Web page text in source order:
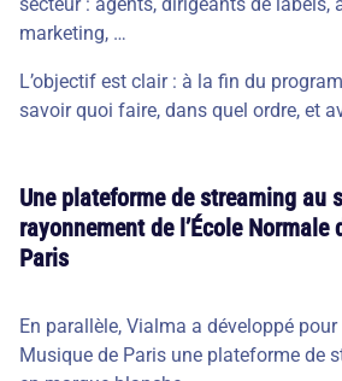
marketing, …
L’objectif est clair : à la fin du
savoir quoi faire, dans quel ordre, et
Une plateforme de streaming au
rayonnement de l’École Normale
Paris
En parallèle, Vialma a développé pour
Musique de Paris une plateforme de